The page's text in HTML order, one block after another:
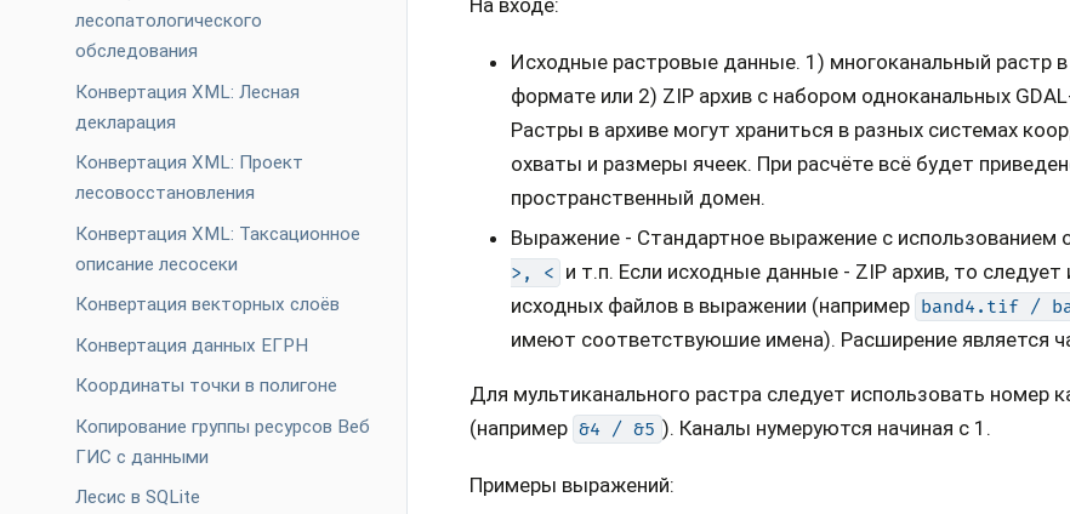
лесопатологического
обследования
Конвертация XML: Лесная
декларация
Конвертация XML: Проект
лесовосстановления
Конвертация XML: Таксационное
описание лесосеки
Конвертация векторных слоёв
Конвертация данных ЕГРН
Координаты точки в полигоне
Копирование группы ресурсов Веб
ГИС с данными
Лесис в SQLite
Исходные растровые данные. 1) многоканальный растр
формате или 2) ZIP архив с набором одноканальных
Растры в архиве могут храниться в разных системах
охваты и размеры ячеек. При расчёте всё будет
пространственный домен.
Выражение - Стандартное выражение с использованием
>,
< и т.п. Если исходные данные - ZIP архив, то
исходных файлов в выражении (например band4.tif /
имеют соответствуюшие имена). Расширение является
Для мультиканального растра следует использовать номер
(например &4 / &5 ). Каналы нумеруются начиная с 1.
Примеры выражений: